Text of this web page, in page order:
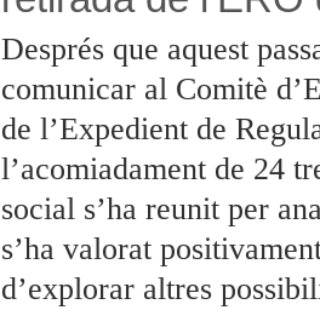
Després que aquest
comunicar al Comitè
de l’Expedient de
l’acomiadament de 24
social s’ha reunit per
s’ha valorat
d’explorar altres